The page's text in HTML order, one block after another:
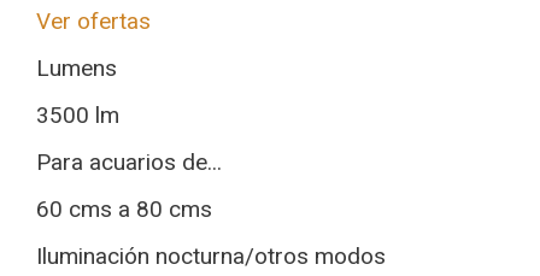
Ver ofertas
Lumens
3500 lm
Para acuarios de...
60 cms a 80 cms
Iluminación nocturna/otros modos